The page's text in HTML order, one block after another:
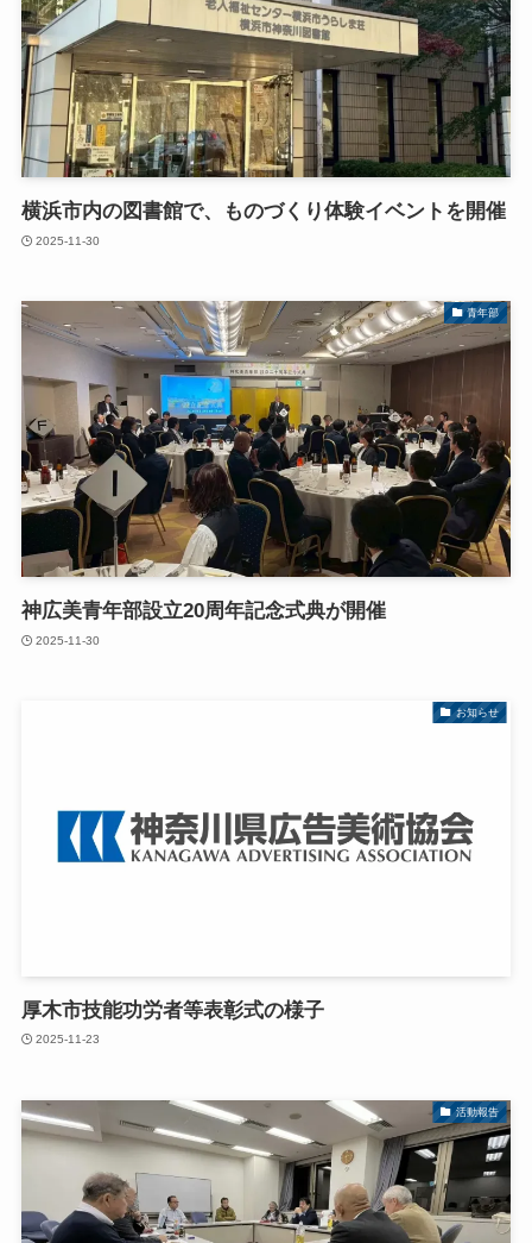
横浜市内の図書館で、ものづくり体験イベントを開催
2025-11-30
青年部
神広美青年部設立20周年記念式典が開催
2025-11-30
お知らせ
厚木市技能功労者等表彰式の様子
2025-11-23
活動報告